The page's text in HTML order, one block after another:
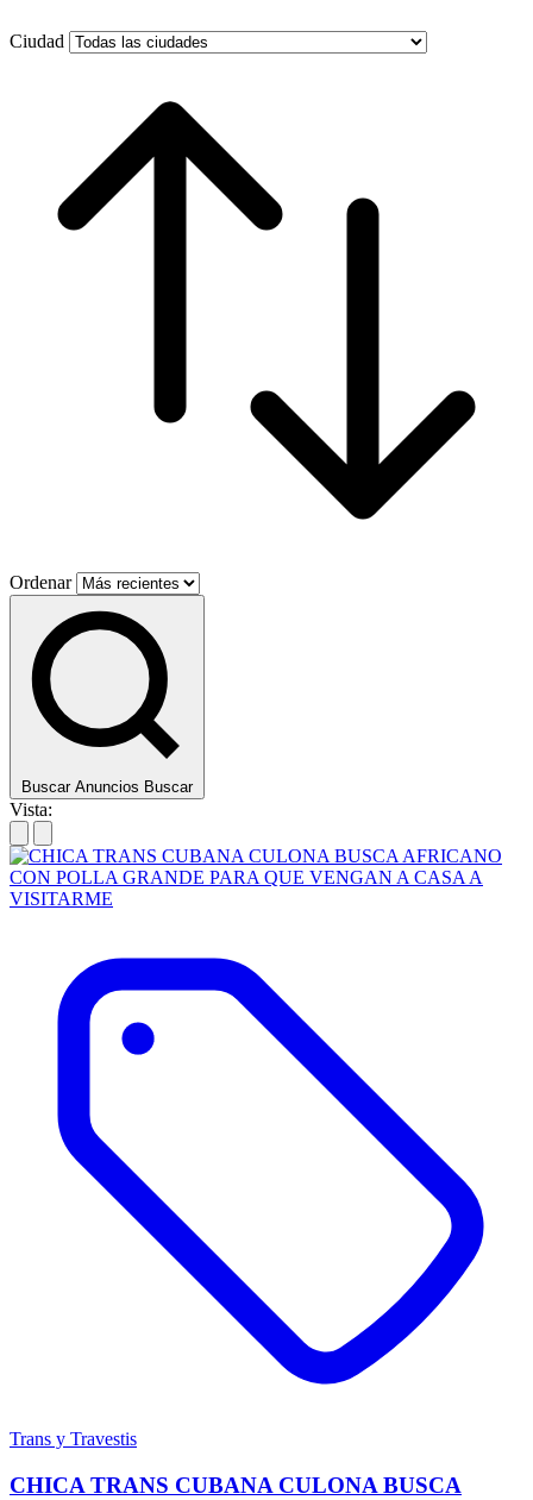
Ciudad
Ordenar
Buscar Anuncios Buscar
Vista:
Trans y Travestis
CHICA TRANS CUBANA CULONA BUSCA